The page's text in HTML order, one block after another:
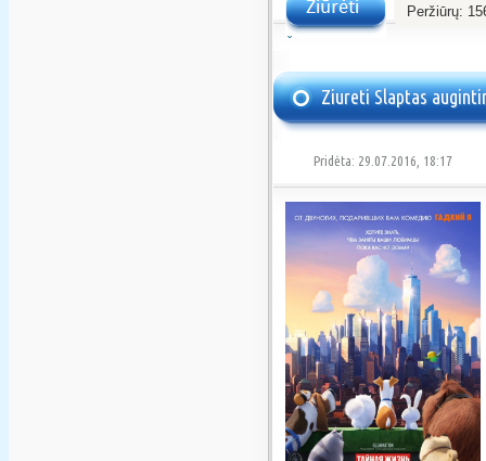
Peržiūrų:
Ziureti Slaptas
Pridėta: 29.07.2016, 18:17